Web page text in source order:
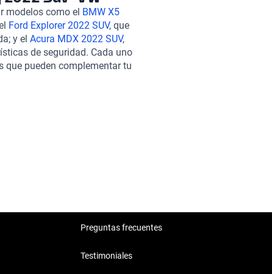
fundamental en
SUV a través de Kavak,
cada vehículo pasa por
su estado mecánico y
adaptándose a tus
adicional. El soporte
modelos como el BMW X5
Ford Explorer 2022 SUV, que
y el Acura MDX 2022 SUV,
de seguridad. Cada uno
que pueden complementar tu
y rendimiento en la
Preguntas frecuentes
Testimoniales